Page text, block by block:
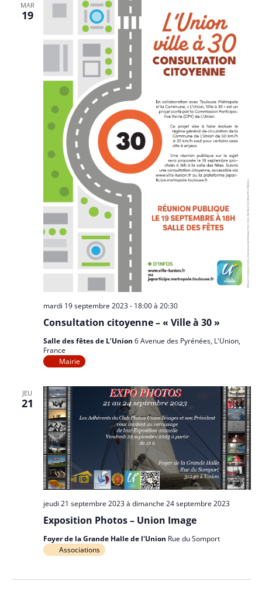
MAR
19
Consultation citoyenne – « Ville à 30 »
mardi 19 septembre 2023 - 18:00à 20:30
Salle des fêtes de L’Union 6 Avenue des Pyrénées, L'Union,
France
Mairie
JEU
21
Exposition Photos – Union Image
jeudi 21 septembre 2023à dimanche 24 septembre 2023
Foyer de la Grande Halle de l'Union Rue du Somport
Associations